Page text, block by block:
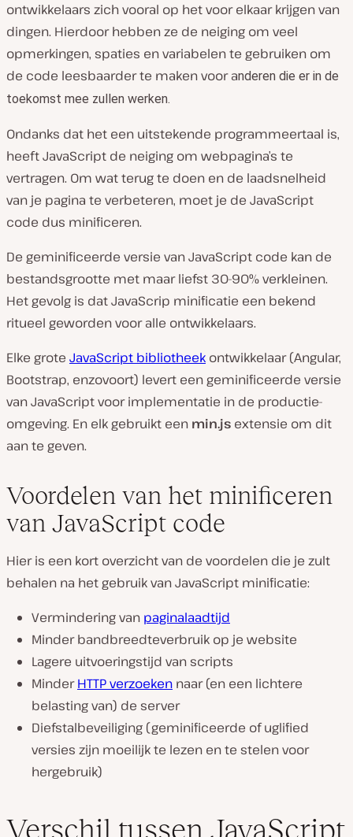
ontwikkelaars zich vooral op het voor elkaar krijgen van
dingen. Hierdoor hebben ze de neiging om veel
opmerkingen, spaties en variabelen te gebruiken om
de code leesbaarder te maken voor anderen die er in de
toekomst mee zullen werken.
Ondanks dat het een uitstekende programmeertaal is,
heeft JavaScript de neiging om webpagina’s te
vertragen. Om wat terug te doen en de laadsnelheid
van je pagina te verbeteren, moet je de JavaScript
code dus minificeren.
De geminificeerde versie van JavaScript code kan de
bestandsgrootte met maar liefst 30-90% verkleinen.
Het gevolg is dat JavaScrip minificatie een bekend
ritueel geworden voor alle ontwikkelaars.
Elke grote JavaScript bibliotheek ontwikkelaar (Angular,
Bootstrap, enzovoort) levert een geminificeerde versie
van JavaScript voor implementatie in de productie-
omgeving. En elk gebruikt een min.js extensie om dit
aan te geven.
Voordelen van het minificeren
van JavaScript code
Hier is een kort overzicht van de voordelen die je zult
behalen na het gebruik van JavaScript minificatie:
Vermindering van paginalaadtijd
Minder bandbreedteverbruik op je website
Lagere uitvoeringstijd van scripts
MinderHTTP verzoeken naar (en een lichtere
belasting van) de server
Diefstalbeveiliging (geminificeerde of uglified
versies zijn moeilijk te lezen en te stelen voor
hergebruik)
Verschil tussen JavaScript